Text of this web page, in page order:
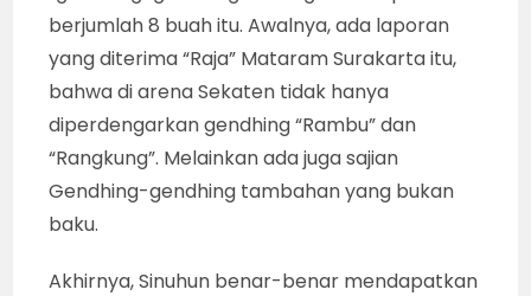
berjumlah 8 buah itu. Awalnya, ada laporan
yang diterima “Raja” Mataram Surakarta itu,
bahwa di arena Sekaten tidak hanya
diperdengarkan gendhing “Rambu” dan
“Rangkung”. Melainkan ada juga sajian
Gendhing-gendhing tambahan yang bukan
baku.
Akhirnya, Sinuhun benar-benar mendapatkan